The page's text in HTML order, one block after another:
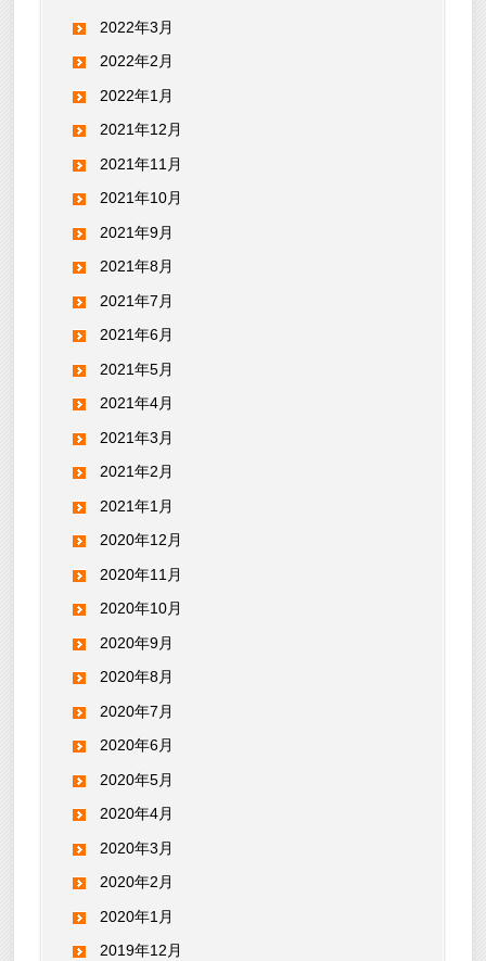
2022年3月
2022年2月
2022年1月
2021年12月
2021年11月
2021年10月
2021年9月
2021年8月
2021年7月
2021年6月
2021年5月
2021年4月
2021年3月
2021年2月
2021年1月
2020年12月
2020年11月
2020年10月
2020年9月
2020年8月
2020年7月
2020年6月
2020年5月
2020年4月
2020年3月
2020年2月
2020年1月
2019年12月